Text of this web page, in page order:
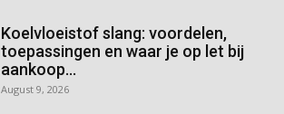
Koelvloeistof slang: voordelen,
toepassingen en waar je op let bij
aankoop...
August 9, 2026